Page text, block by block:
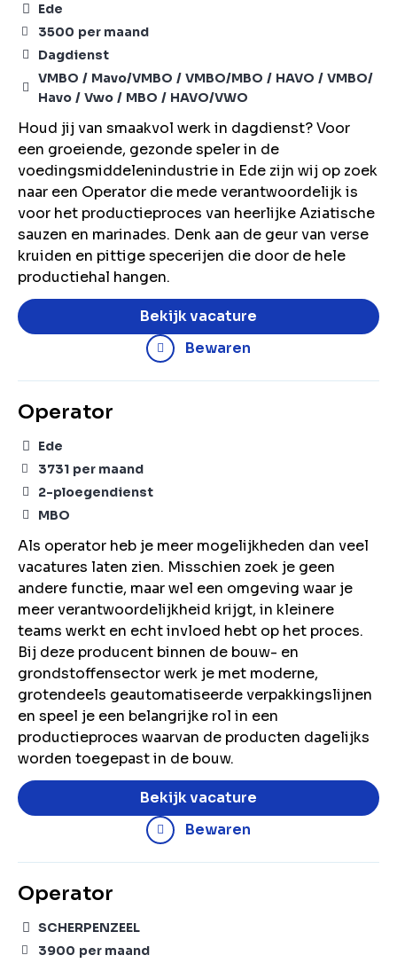
Ede
3500 per maand
Dagdienst
VMBO
Mavo/VMBO VMBO/MBO HAVO
VMBO/
Havo
Vwo MBO HAVO/VWO
Houd jij van smaakvol werk in dagdienst? Voor
een groeiende, gezonde speler in de
voedingsmiddelenindustrie in Ede zijn wij op zoek
naar een Operator die mede verantwoordelijk is
voor het productieproces van heerlijke Aziatische
sauzen en marinades. Denk aan de geur van verse
kruiden en pittige specerijen die door de hele
productiehal hangen.
Bekijk vacature
Bewaren
Operator
Ede
3731 per maand
2-ploegendienst
MBO
Als operator heb je meer mogelijkheden dan veel
vacatures laten zien. Misschien zoek je geen
andere functie, maar wel een omgeving waar je
meer verantwoordelijkheid krijgt, in kleinere
teams werkt en echt invloed hebt op het proces.
Bij deze producent binnen de bouw- en
grondstoffensector werk je met moderne,
grotendeels geautomatiseerde verpakkingslijnen
en speel je een belangrijke rol in een
productieproces waarvan de producten dagelijks
worden toegepast in de bouw.
Bekijk vacature
Bewaren
Operator
SCHERPENZEEL
3900 per maand